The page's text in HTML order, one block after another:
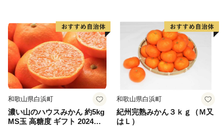
川に飛び込み、祭装束の男衆が肩まで水につかりながら
川を渡る勇ましい祭り。一方の山口八幡神社の祭礼は6
台の屋台と神輿が登場。屋台をぶつけ合いながら印南港
まで御渡、浜辺では雑賀踊りや奴踊り、獅子舞が奉納さ
れます。
和歌山県白浜町
濃い山のハウスみかん 約5kg
MS玉 高糖度 ギフト 2024年7
和歌山県白浜町
紀州完熟みかん３ｋｇ（Ｍ又
はＬ）